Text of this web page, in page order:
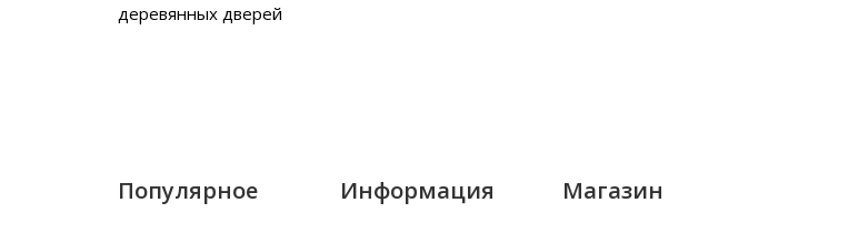
деревянных дверей
Популярное Информация Магазин